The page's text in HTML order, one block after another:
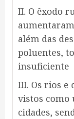
II. O êxodo
além das
poluentes,
insuficiente
III. Os rios e
vistos como
cidades,